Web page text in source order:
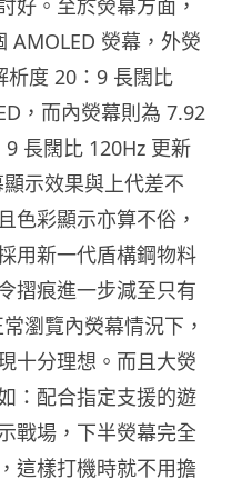
好。至於熒幕方面，
AMOLED 熒幕，外熒
析度 20：9 長闊比
，而內熒幕則為 7.92
長闊比 120Hz 更新
示效果與上代差不
色彩顯示亦算不俗，
用新一代盾構鋼物料
摺痕進一步減至只有
瀏覽內熒幕情況下，
十分理想。而且大熒
：配合指定支援的遊
戰場，下半熒幕完全
這樣打機時就不用擔